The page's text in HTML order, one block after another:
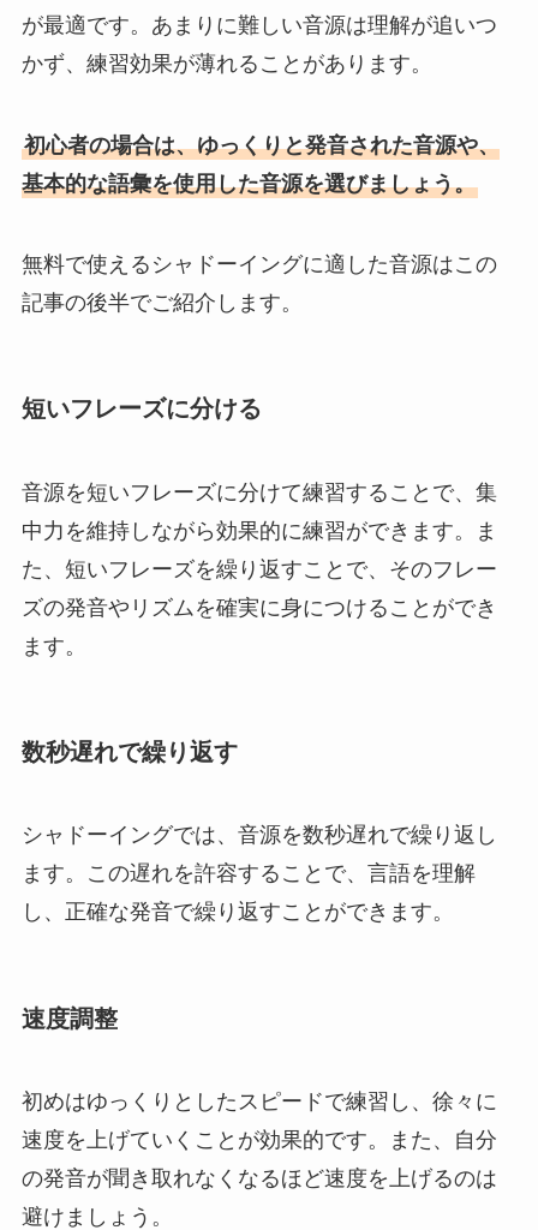
が最適です。あまりに難しい音源は理解が追いつ
かず、練習効果が薄れることがあります。
初心者の場合は、ゆっくりと発音された音源や、
基本的な語彙を使用した音源を選びましょう。
無料で使えるシャドーイングに適した音源はこの
記事の後半でご紹介します。
短いフレーズに分ける
音源を短いフレーズに分けて練習することで、集
中力を維持しながら効果的に練習ができます。ま
た、短いフレーズを繰り返すことで、そのフレー
ズの発音やリズムを確実に身につけることができ
ます。
数秒遅れで繰り返す
シャドーイングでは、音源を数秒遅れで繰り返し
ます。この遅れを許容することで、言語を理解
し、正確な発音で繰り返すことができます。
速度調整
初めはゆっくりとしたスピードで練習し、徐々に
速度を上げていくことが効果的です。また、自分
の発音が聞き取れなくなるほど速度を上げるのは
避けましょう。